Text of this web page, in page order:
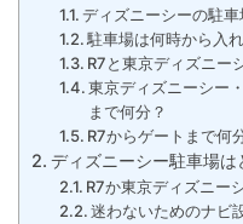
ディズニーシーの駐車
駐車場は何時から入
R7と東京ディズニー
東京ディズニーシー
まで何分？
R7からゲートまで何
ディズニーシー駐車場
R7か東京ディズニー
迷わないためのナビ